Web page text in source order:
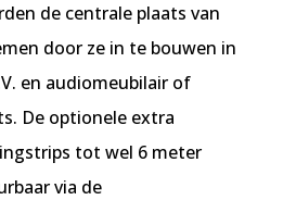
de centrale plaats van
door ze in te bouwen in
en audiomeubilair of
De optionele extra
tot wel 6 meter
via de